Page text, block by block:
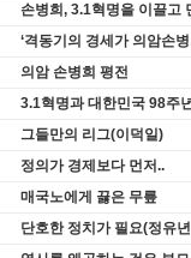
손병희, 3.1혁명을 이끌고
‘격동기의 경세가 의암손
의암 손병희 평전
3.1혁명과 대한민국 98주
그들만의 리그(이덕일)
정의가 경제보다 먼저..
매국노에게 끓은 무릎
단호한 정치가 필요(정유